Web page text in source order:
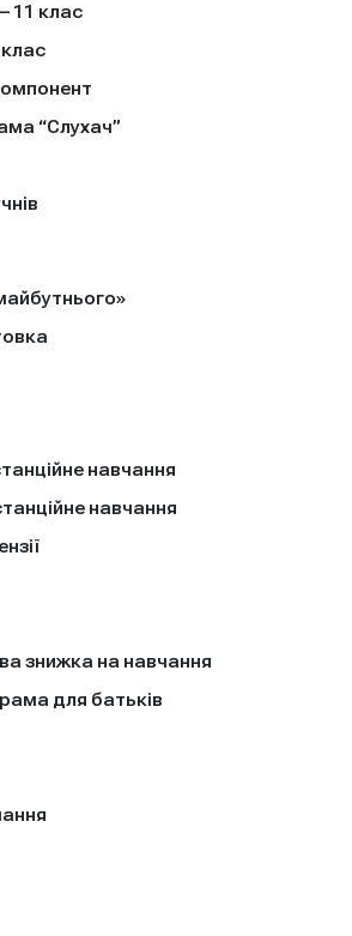
11 клас
клас
“Слухач”
навчання
навчання
знижка на навчання
для батьків